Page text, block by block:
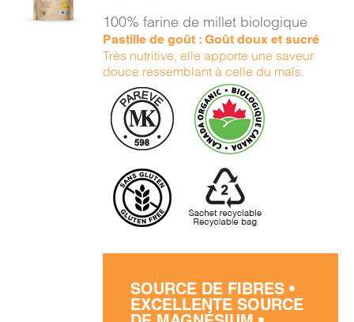
100% farine de millet biologique
Pastille de goût : Goût doux et sucré
Très nutritive, elle apporte une saveur
douce ressemblant à celle du maïs.
SOURCE DE FIBRES •
EXCELLENTE SOURCE